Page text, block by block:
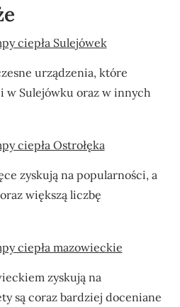
ciepła Sulejówek
urządzenia, które
w Sulejówku oraz w innych
ciepła Ostrołęka
zyskują na popularności, a
większą liczbę
ciepła mazowieckie
zyskują na
są coraz bardziej doceniane